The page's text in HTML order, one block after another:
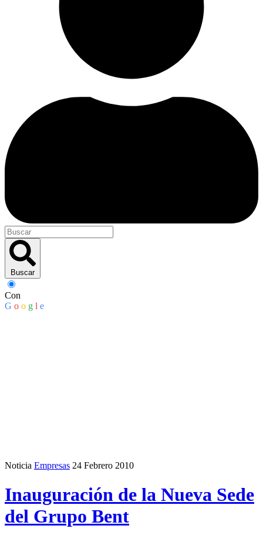
Buscar
Con
G o o g l e
Noticia Empresas 24 Febrero 2010
Inauguración de la Nueva Sede
del Grupo Bent